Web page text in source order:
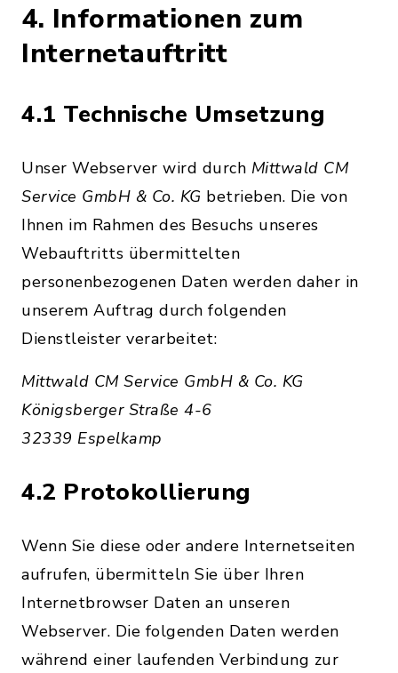
4. Informationen zum
Internetauftritt
4.1 Technische Umsetzung
Unser Webserver wird durch Mittwald CM
Service GmbH & Co. KG betrieben. Die von
Ihnen im Rahmen des Besuchs unseres
Webauftritts übermittelten
personenbezogenen Daten werden daher in
unserem Auftrag durch folgenden
Dienstleister verarbeitet:
Mittwald CM Service GmbH & Co. KG
Königsberger Straße 4-6
32339 Espelkamp
4.2 Protokollierung
Wenn Sie diese oder andere Internetseiten
aufrufen, übermitteln Sie über Ihren
Internetbrowser Daten an unseren
Webserver. Die folgenden Daten werden
während einer laufenden Verbindung zur